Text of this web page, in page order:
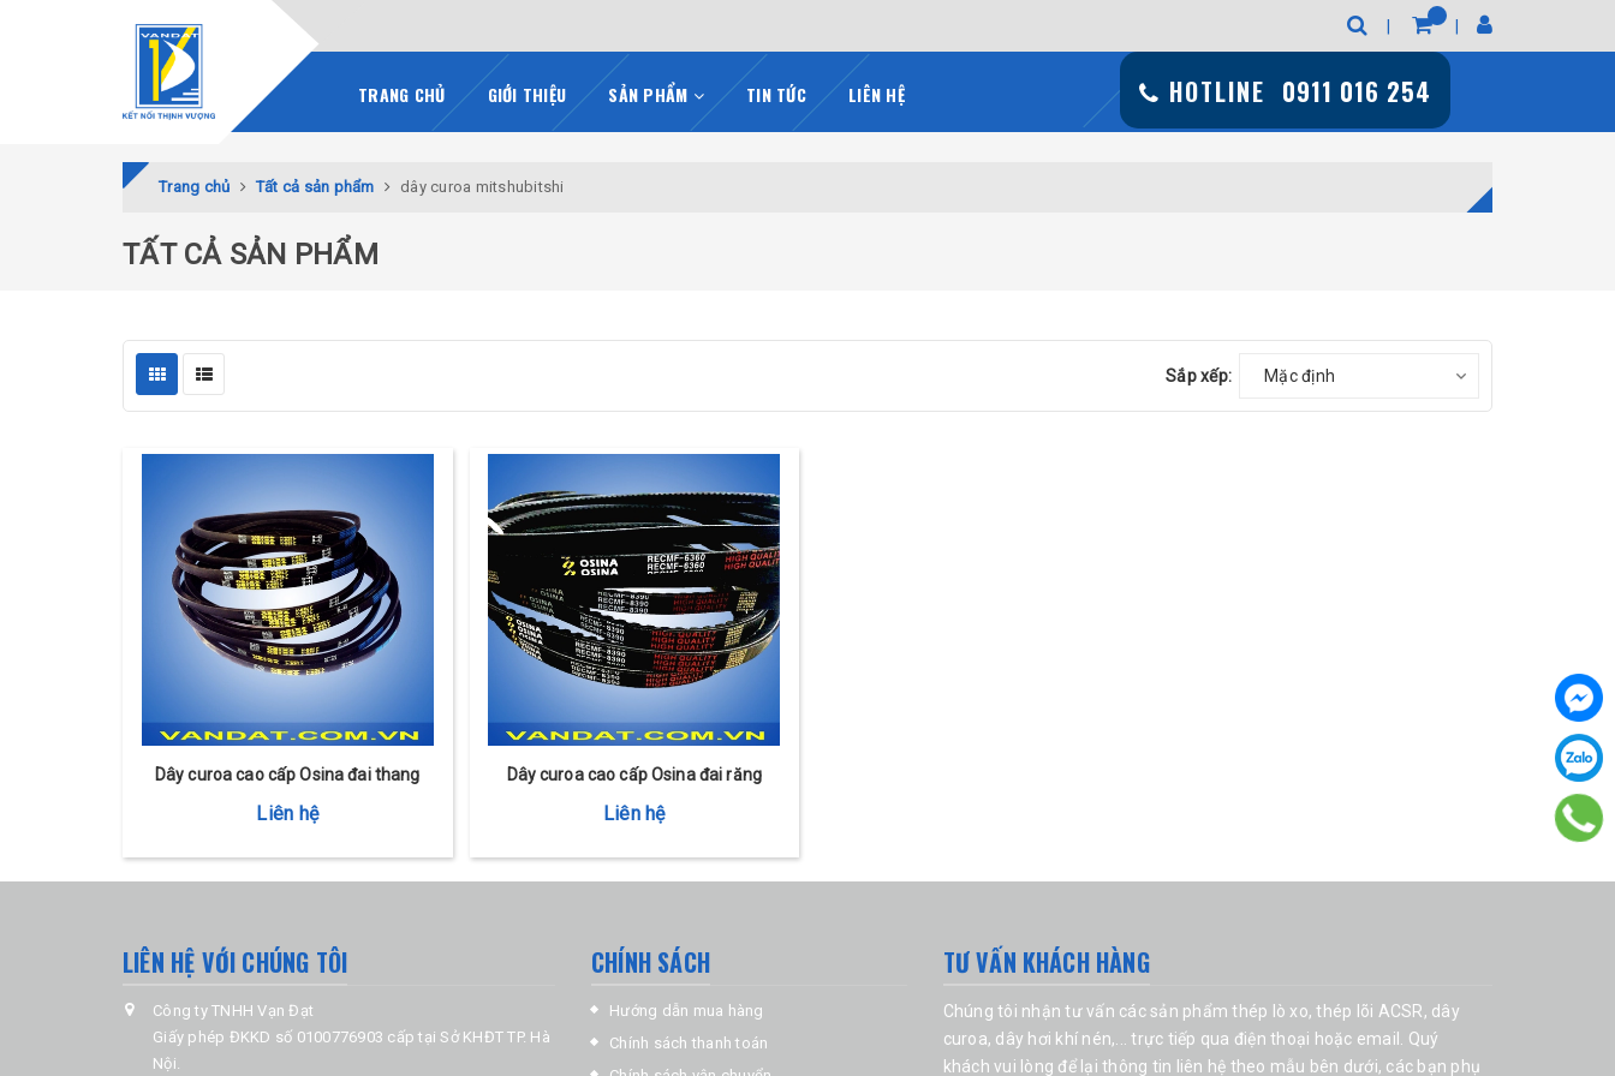
TRANG CHỦ GIỚI THIỆU SẢN PHẨM TIN TỨC LIÊN HỆ HOTLINE 0911 016 254
Trang chủ Tất cả sản phẩm dây curoa mitshubitshi
TẤT CẢ SẢN PHẨM
Sắp xếp: Mặc định
Dây curoa cao cấp Osina đai thang
Liên hệ
Dây curoa cao cấp Osina đai răng
Liên hệ
LIÊN HỆ VỚI CHÚNG TÔI
Công ty TNHH Vạn Đạt
Giấy phép ĐKKD số 0100776903 cấp tại Sở KHĐT TP. Hà
Nội.
CHÍNH SÁCH
Hướng dẫn mua hàng
Chính sách thanh toán
TƯ VẤN KHÁCH HÀNG
Chúng tôi nhận tư vấn các sản phẩmthép lò xo, thép lõi ACSR, dây
curoa, dây hơi khí nén,... trực tiếp qua điện thoại hoặc email. Quý
khách vui lòng để lại thông tin liên hệ theo mẫu bên dưới, các bạn phụ